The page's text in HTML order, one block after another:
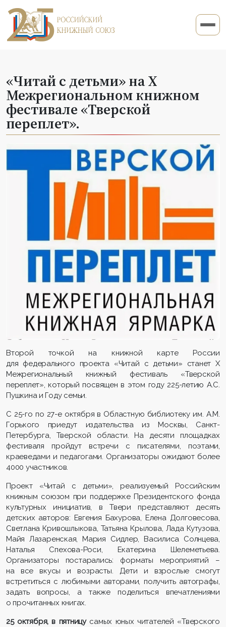
«Читай с детьми» на Х
Межрегиональном книжном
фестивале «Тверской
переплет».
Второй точкой на книжной карте России
для федерального проекта «Читай с детьми» станет X
Межрегиональный книжный фестиваль «Тверской
переплет», который посвящен в этом году 225-летию А.С.
Пушкина и Году семьи.
С 25-го по 27-е октября в Областную библиотеку им. А.М.
Горького приедут издательства из Москвы, Санкт-
Петербурга, Тверской области. На десяти площадках
фестиваля пройдут встречи с писателями, поэтами,
краеведами и педагогами. Организаторы ожидают более
4000 участников.
Проект «Читай с детьми», реализуемый Российским
книжным союзом при поддержке Президентского фонда
культурных инициатив, в Твери представляют десять
детских авторов: Евгения Бахурова, Елена Долговесова,
Светлана Кривошлыкова, Татьяна Крылова, Лада Кутузова,
Майя Лазаренская, Мария Сидлер, Василиса Солнцева,
Наталья Спехова-Роси, Екатерина Шелеметьева.
Организаторы постарались: форматы мероприятий –
на все вкусы и возрасты. Дети и взрослые смогут
встретиться с любимыми авторами, получить автографы,
задать вопросы, а также поделиться впечатлениями
о прочитанных книгах.
25 октября, в пятницусамых юных читателей «Тверского